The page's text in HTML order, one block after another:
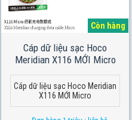
Còn hàng
Cáp dữ liệu sạc Hoco
Meridian X116 MỚI Micro
Cáp dữ liệu sạc Hoco Meridian
X116 MỚI Micro